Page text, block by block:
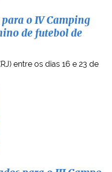
para o IV Camping
de futebol de
entre os dias 16 e 23 de